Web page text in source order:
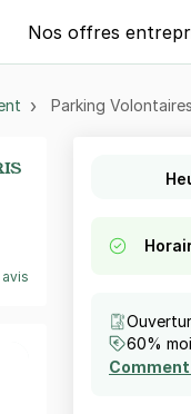
Nos offres
Parking
avis
60%